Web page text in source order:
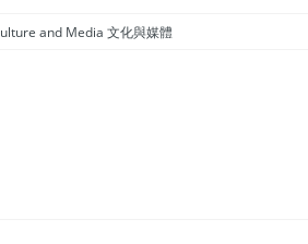
and Media 文化與媒體